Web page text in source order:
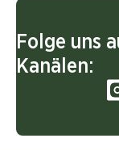
Folge uns
Kanälen: